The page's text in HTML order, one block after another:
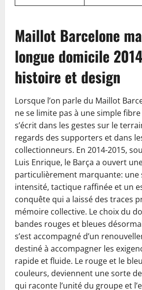
Maillot Barcelone
longue domicile
histoire et design
Lorsque l’on parle du Maillot
ne se limite pas à une simple
s’écrit dans les gestes sur le
regards des supporters et dans
collectionneurs. En 2014-2015,
Luis Enrique, le Barça a ouvert
particulièrement marquante: une
intensité, tactique raffinée et un
conquête qui a laissé des traces
mémoire collective. Le choix du
bandes rouges et bleues
s’est accompagné d’un
destiné à accompagner les
rapide et fluide. Le rouge et le
couleurs, deviennent une sorte
qui raconte l’unité du groupe et